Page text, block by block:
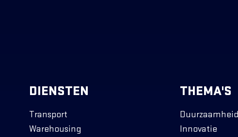
DIENSTEN
Transport
Warehousing
THEMA'S
Duurzaamheid
Innovatie